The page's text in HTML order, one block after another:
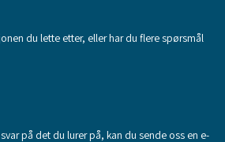
du lette etter, eller har du flere spørsmål
på det du lurer på, kan du sende oss en e-